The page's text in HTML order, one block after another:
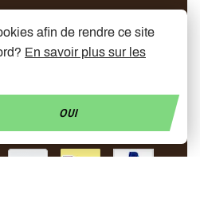
électrique
Facebook
afin de rendre ce site
En savoir plus sur les
OUI